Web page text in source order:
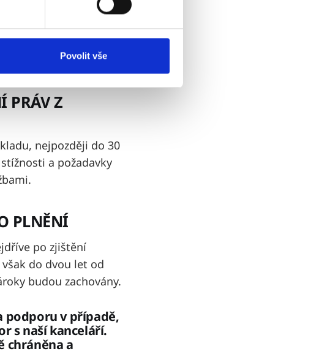
Povolit vše
plnění Vám
datum uplatnění
způsob vyřízení
PRÁV Z
nejpozději do 30
a požadavky
PLNĚNÍ
po zjištění
do dvou let od
budou zachovány.
podporu v případě,
s naší kanceláří.
chráněna a